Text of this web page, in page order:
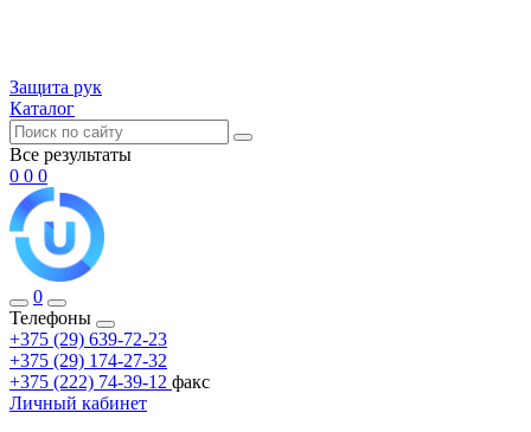
Защита рук
Каталог
Все результаты
0 0 0
0
Телефоны
+375 (29) 639-72-23
+375 (29) 174-27-32
+375 (222) 74-39-12 факс
Личный кабинет